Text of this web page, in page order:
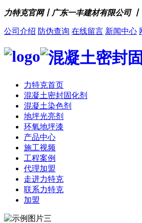
力特克官网丨广东一丰建材有限公司
公司介绍 防伪查询 在线留言 新闻中心
力特克首页
混凝土密封固化剂
混凝土染色剂
地坪光亮剂
环氧地坪漆
产品中心
施工视频
工程案例
代理加盟
走进力特克
联系力特克
加盟